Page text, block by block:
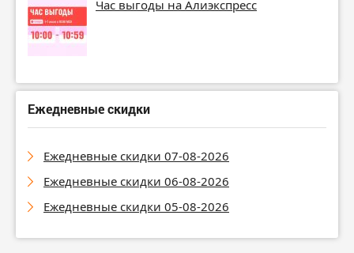
Час выгоды на Алиэкспресс
Ежедневные скидки
Ежедневные скидки 07-08-2026
Ежедневные скидки 06-08-2026
Ежедневные скидки 05-08-2026